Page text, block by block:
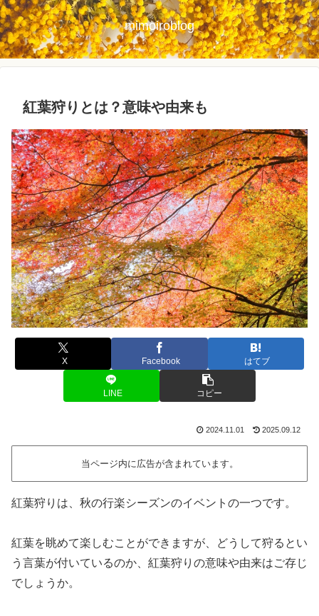
mimoiroblog
紅葉狩りとは？意味や由来も
X Facebook はてブ
LINE コピー
2024.11.01 2025.09.12
当ページ内に広告が含まれています。
紅葉狩りは、秋の行楽シーズンのイベントの一つです。
紅葉を眺めて楽しむことができますが、どうして狩るとい
う言葉が付いているのか、紅葉狩りの意味や由来はご存じ
でしょうか。